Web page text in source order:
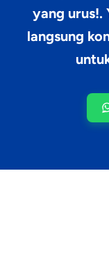
yang urus!.
langsung